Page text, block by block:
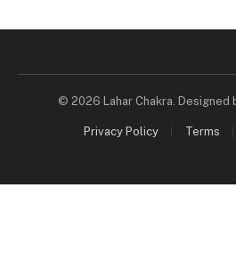
© 2026 Lahar Chakra. Designed
Privacy Policy Terms